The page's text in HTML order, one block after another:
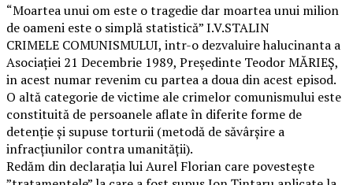
“Moartea unui om este o tragedie dar moartea unui milion
de oameni este o simplă statistică” I.V.STALIN
CRIMELE COMUNISMULUI, intr-o dezvaluire halucinanta a
Asociației 21 Decembrie 1989, Președinte Teodor MĂRIEȘ,
in acest numar revenim cu partea a doua din acest episod.
O altă categorie de victime ale crimelor comunismului este
constituită de persoanele aflate în diferite forme de
detenție și supuse torturii (metodă de săvârșire a
infracțiunilor contra umanității).
Redăm din declarația lui Aurel Florian care povestește